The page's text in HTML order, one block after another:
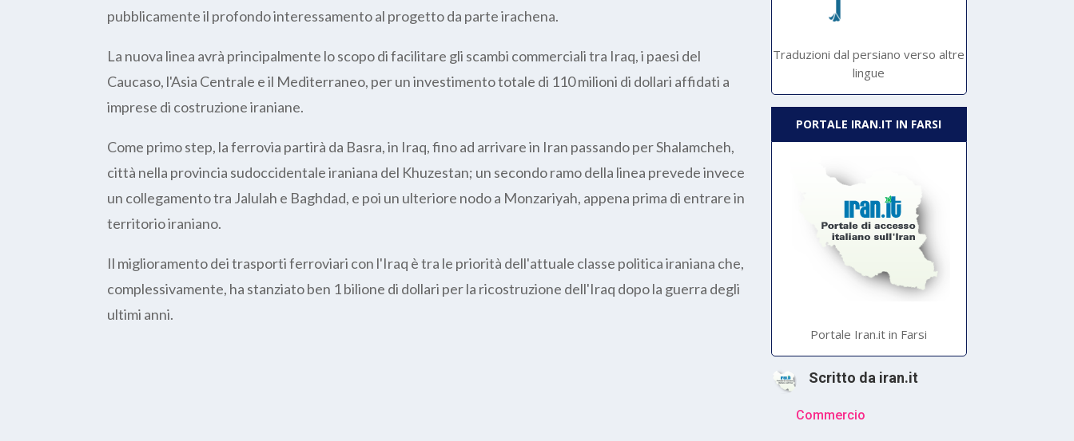
pubblicamente il profondo interessamento al progetto da parte irachena.
La nuova linea avrà principalmente lo scopo di facilitare gli scambi commerciali tra Iraq, i paesi del
Caucaso, l'Asia Centrale e il Mediterraneo, per un investimento totale di 110 milioni di dollari affidati a
imprese di costruzione iraniane.
Come primo step, la ferrovia partirà da Basra, in Iraq, fino ad arrivare in Iran passando per Shalamcheh,
città nella provincia sudoccidentale iraniana del Khuzestan; un secondo ramo della linea prevede invece
un collegamento tra Jalulah e Baghdad, e poi un ulteriore nodo a Monzariyah, appena prima di entrare in
territorio iraniano.
Il miglioramento dei trasporti ferroviari con l'Iraq è tra le priorità dell'attuale classe politica iraniana che,
complessivamente, ha stanziato ben 1 bilione di dollari per la ricostruzione dell'Iraq dopo la guerra degli
ultimi anni.
Traduzioni dal persiano verso altre
lingue
PORTALE IRAN.IT IN FARSI
Portale Iran.it in Farsi
Scritto da iran.it
Commercio